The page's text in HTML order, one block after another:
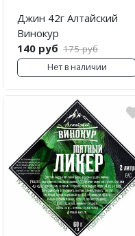
Джин 42г Алтайский
Винокур
140 руб 175 руб
Нет в наличии